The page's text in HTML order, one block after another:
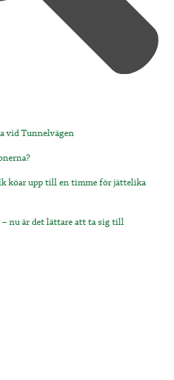
vid Tunnelvägen
köar upp till en timme för jättelika
– nu är det lättare att ta sig till